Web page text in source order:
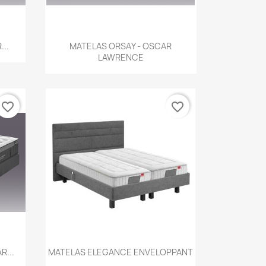
 Aperçu rapide
MATELAS ORSAY - OSCAR
LAWRENCE
favorite_border
Aperçu rapide
MATELAS ELEGANCE ENVELOPPANT
favorite_border